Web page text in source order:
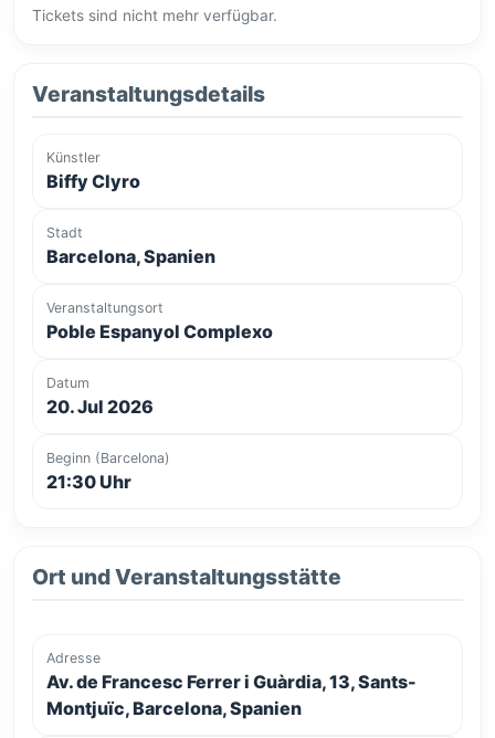
Tickets sind nicht mehr verfügbar.
Veranstaltungsdetails
Künstler
Biffy Clyro
Stadt
Barcelona, Spanien
Veranstaltungsort
Poble Espanyol Complexo
Datum
20. Jul 2026
Beginn (Barcelona)
21:30 Uhr
Ort und Veranstaltungsstätte
Adresse
Av. de Francesc Ferrer i Guàrdia, 13, Sants-
Montjuïc, Barcelona, Spanien